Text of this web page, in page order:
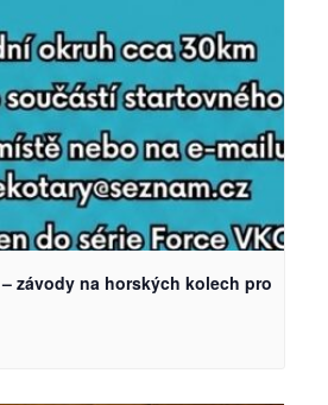
závody na horských kolech pro